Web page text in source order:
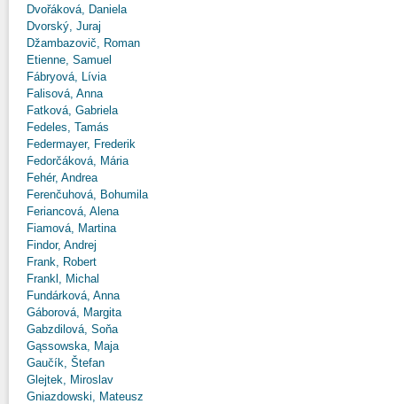
Dvořáková, Daniela
Dvorský, Juraj
Džambazovič, Roman
Etienne, Samuel
Fábryová, Lívia
Falisová, Anna
Fatková, Gabriela
Fedeles, Tamás
Federmayer, Frederik
Fedorčáková, Mária
Fehér, Andrea
Ferenčuhová, Bohumila
Feriancová, Alena
Fiamová, Martina
Findor, Andrej
Frank, Robert
Frankl, Michal
Fundárková, Anna
Gáborová, Margita
Gabzdilová, Soňa
Gąssowska, Maja
Gaučík, Štefan
Glejtek, Miroslav
Gniazdowski, Mateusz